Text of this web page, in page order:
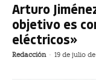
Arturo
objetivo es
eléctricos»
Redacción - 19 de julio